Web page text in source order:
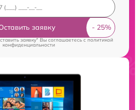
заявку
заявку" Вы соглашаетесь c политикой
конфиденциальности